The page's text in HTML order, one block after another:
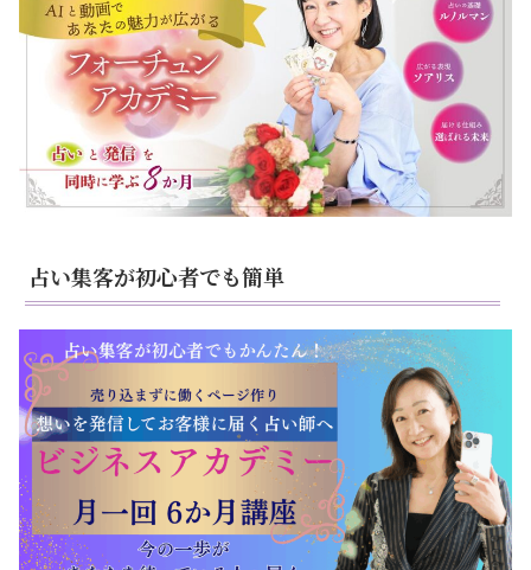
占い集客が初心者でも簡単